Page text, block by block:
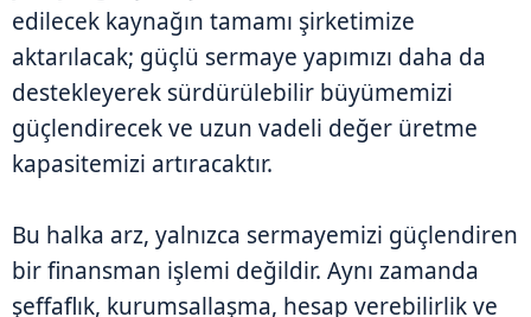
edilecek kaynağın tamamı şirketimize
aktarılacak; güçlü sermaye yapımızı daha da
destekleyerek sürdürülebilir büyümemizi
güçlendirecek ve uzun vadeli değer üretme
kapasitemizi artıracaktır.
Bu halka arz, yalnızca sermayemizi güçlendiren
bir finansman işlemi değildir. Aynı zamanda
şeffaflık, kurumsallaşma, hesap verebilirlik ve